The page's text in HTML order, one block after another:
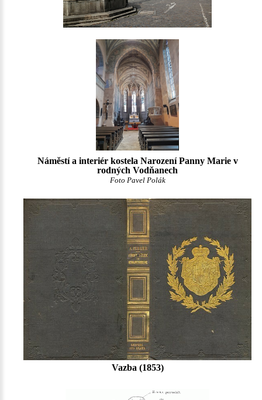
Náměstí a interiér kostela Narození Panny Marie v
rodných Vodňanech
Foto Pavel Polák
Vazba (1853)